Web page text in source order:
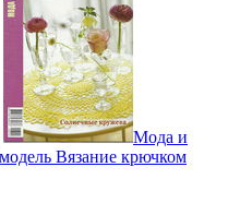
Мода и
Вязание крючком